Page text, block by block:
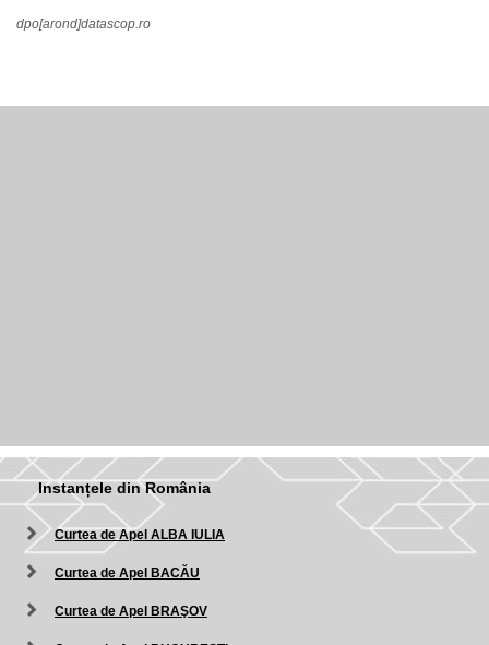
dpo[arond]datascop.ro
Instanțele din România
Curtea de Apel ALBA IULIA
Curtea de Apel BACĂU
Curtea de Apel BRAŞOV